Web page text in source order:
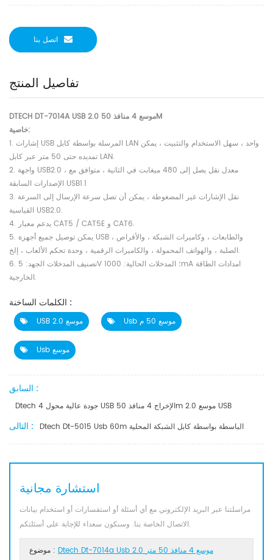
اتصل بنا
تفاصيل المنتج
DTECH DT-7014A USB 2.0 موسع 4 منافذ 50M
خاصية:
1. إشارات USB المرسلة بواسطة كابل LAN واحد ، سهل الاستخدام والتثبيت ، يمكن
تمديده حتى 50 متر عبر كابل LAN.
2. واجهة USB2.0 ، معدل نقل يصل إلى 480 ميغابت في الثانية ، متوافق مع
الإصدارات السابقة USB1.1
3. نقل الإشارات غير المضغوطة ، يمكن أن تصل سرعة الإرسال إلى السرعة
القياسية USB2.0.
4. يدعم معيار CAT5 / CAT5E و CAT6.
5. يمكن توصيل جميع أجهزة USB ، والطابعات ، وكاميرات الشبكة ، والأقراص
الصلبة ، والهواتف المحمولة ، والكاميرات الرقمية ، وحدة تحكم الألعاب ، إلخ.
6. تصنيف المدخلات الجهد: 5V ؛ المدخلات الحالية: 1000mA امدادات الطاقة
الخارجية.
الكلمات الساخنة :
USB 2.0 موسع Usb موسع 50 م
Usb موسع
السابق :
Dtech جودة عالية محول 4 USB الإخراج 4 منافذ 50m 2.0 موسع USB
التالى : Dtech Dt-5015 Usb 60m الباسطة بواسطة كابل الشبكة المحلية
استشارة مجانية
مراسلتنا عبر البريد الإلكتروني مع أي أسئلة أو استفسارات أو استخدام بيانات
الاتصال الخاصة بنا. وسنكون سعداء للإجابة على أسئلتكم.
موضوع : Dtech Dt-7014a Usb 2.0 موسع 4 منافذ 50 متر